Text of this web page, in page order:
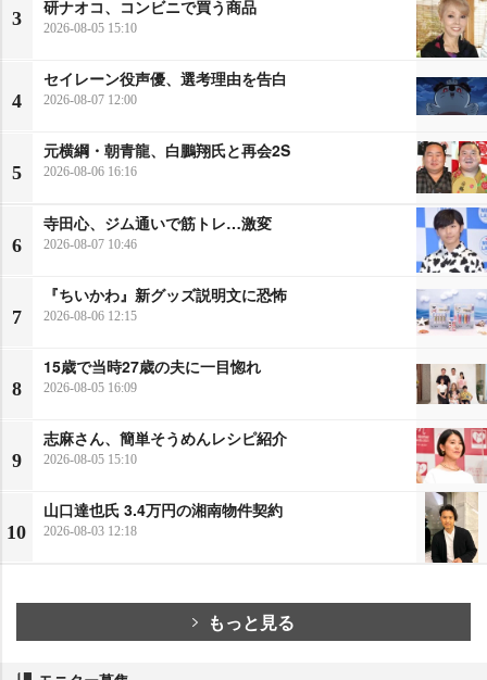
3
研ナオコ、コンビニで買う商品
2026-08-05 15:10
4
セイレーン役声優、選考理由を告白
2026-08-07 12:00
5
元横綱・朝青龍、白鵬翔氏と再会2S
2026-08-06 16:16
6
寺田心、ジム通いで筋トレ…激変
2026-08-07 10:46
7
『ちいかわ』新グッズ説明文に恐怖
2026-08-06 12:15
8
15歳で当時27歳の夫に一目惚れ
2026-08-05 16:09
9
志麻さん、簡単そうめんレシピ紹介
2026-08-05 15:10
10
山口達也氏 3.4万円の湘南物件契約
2026-08-03 12:18
もっと見る